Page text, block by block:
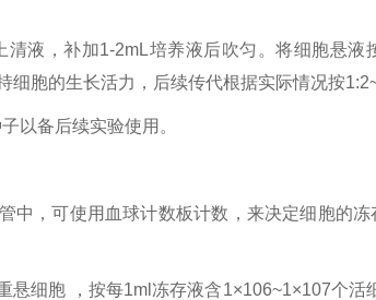
液，补加1-2mL培养液后吹匀。将细胞悬液
胞的生长活力，后续传代根据实际情况按
以备后续实验使用。
中，可使用血球计数板计数，来决定细胞的
细胞 ，按每1ml冻存液含1×106~1×107个活